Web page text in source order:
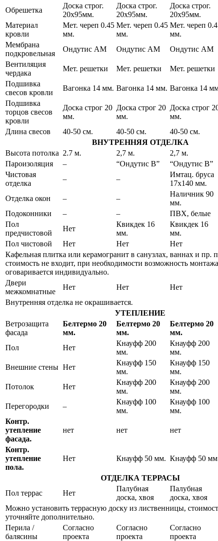
Обрешетка
Доска строг.
20х95мм.
Доска строг.
20х95мм.
Доска строг.
20х95мм.
Материал
кровли
Мет. череп 0.45
мм.
Мет. череп 0.45
мм.
Мет. череп
мм.
Мембрана
подкровельная
Ондутис АМ Ондутис АМ
Ондутис АМ
Вентиляция
чердака
Мет. решетки Мет. решетки
Мет. решетки
Подшивка
свесов кровли
Вагонка 14 мм. Вагонка 14 мм. Вагонка 14
Подшивка
торцов свесов
кровли
Доска строг 20
мм.
Доска строг 20
мм.
Доска строг
мм.
Длина свесов
40-50 см. 40-50 см.
40-50 см.
ВНУТРЕННЯЯ ОТДЕЛКА
Высота потолка 2.7 м. 2,7 м.
2,7 м.
Пароизоляция
– “Ондутис В”
“Ондутис В”
Чистовая
отделка
– –
Имтац. бруса
17х140 мм.
Отделка окон
– –
Наличник 90
мм.
Подоконники
– –
ПВХ, белые
Пол
предчистовой
Нет
Квикдек 16
мм.
Квикдек 16
мм.
Пол чистовой
Нет Нет
Нет
Кафельная плитка или керамогранит в санузлах, ваннах и пр.
стоимость не входит, при необходимости возможность
оговаривается индивидуально.
Двери
межкомнатные
Нет Нет
Нет
Внутренняя отделка не окрашивается.
УТЕПЛЕНИЕ
Ветрозащита
фасада
Белтермо 20
мм.
Белтермо 20
мм.
Белтермо 20
мм.
Пол
Нет
Кнауфф 200
мм.
Кнауфф 200
мм.
Внешние стены Нет
Кнауфф 150
мм.
Кнауфф 150
мм.
Потолок
Нет
Кнауфф 200
мм.
Кнауфф 200
мм.
Перегородки
–
Кнауфф 100
мм.
Кнауфф 100
мм.
Контр.
утепление
фасада.
нет нет нет
Контр.
утепление
пола.
Нет Кнауфф 50 мм. Кнауфф 50
ОТДЕЛКА ТЕРРАСЫ
Пол террас
Нет
Палубная
доска, хвоя
Палубная
доска, хвоя
Можно установить террасную доску из лиственницы,
уточняйте дополнительно.
Перила /
балясины
Согласно
проекта
Согласно
проекта
Согласно
проекта